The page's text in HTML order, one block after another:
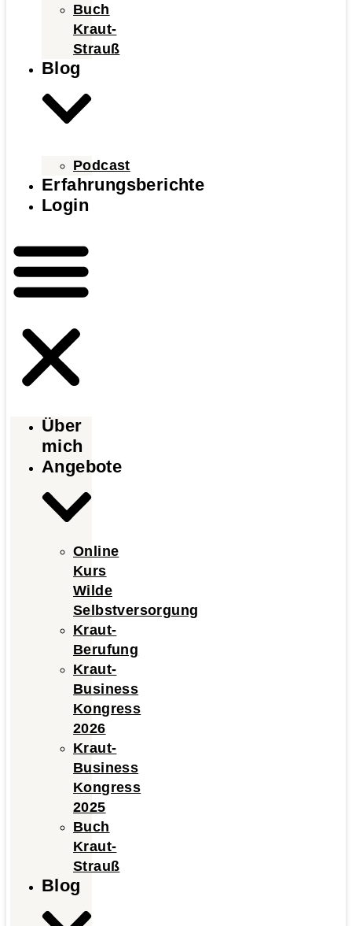
Buch
Kraut-
Strauß
Blog
Podcast
Erfahrungsberichte
Login
Über
mich
Angebote
Online
Kurs
Wilde
Selbstversorgung
Kraut-
Berufung
Kraut-
Business
Kongress
2026
Kraut-
Business
Kongress
2025
Buch
Kraut-
Strauß
Blog